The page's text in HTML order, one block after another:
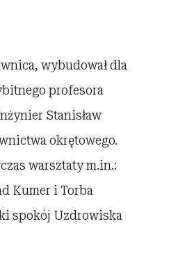
wybudował dla
profesora
Stanisław
okrętowego.
warsztaty m.in.:
Kumer i Torba
spokój Uzdrowiska